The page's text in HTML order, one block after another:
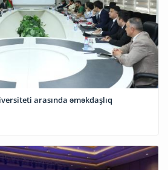
arasında əməkdaşlıq